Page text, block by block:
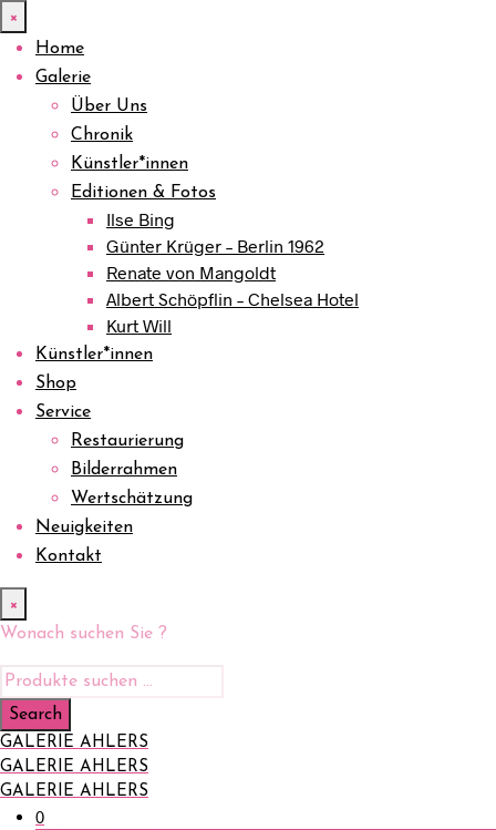
×
Home
Galerie
Über Uns
Chronik
Künstler*innen
Editionen & Fotos
Ilse Bing
Günter Krüger – Berlin 1962
Renate von Mangoldt
Albert Schöpflin – Chelsea Hotel
Kurt Will
Künstler*innen
Shop
Service
Restaurierung
Bilderrahmen
Wertschätzung
Neuigkeiten
Kontakt
×
Wonach suchen Sie ?
GALERIE AHLERS
GALERIE AHLERS
GALERIE AHLERS
0